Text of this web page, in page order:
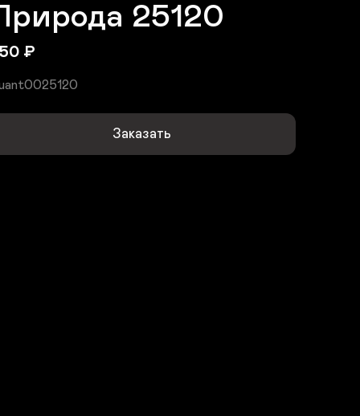
25120
₽
Заказать